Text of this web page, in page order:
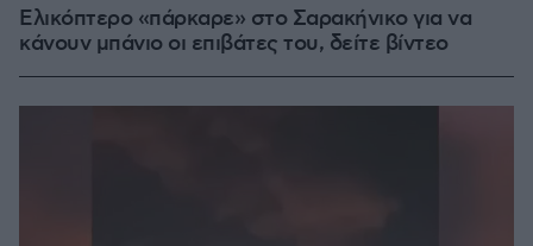
Ελικόπτερο «πάρκαρε» στο Σαρακήνικο για να
κάνουν μπάνιο οι επιβάτες του, δείτε βίντεο